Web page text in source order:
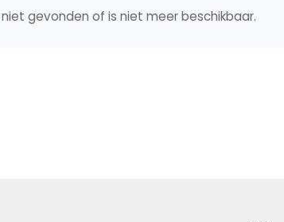
gevonden of is niet meer beschikbaar.